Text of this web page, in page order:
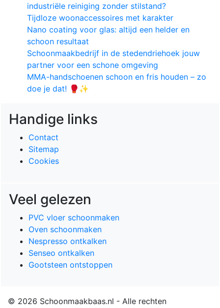
industriële reiniging zonder stilstand?
Tijdloze woonaccessoires met karakter
Nano coating voor glas: altijd een helder en
schoon resultaat
Schoonmaakbedrijf in de stedendriehoek jouw
partner voor een schone omgeving
MMA-handschoenen schoon en fris houden – zo
doe je dat! 🥊✨
Handige links
Contact
Sitemap
Cookies
Veel gelezen
PVC vloer schoonmaken
Oven schoonmaken
Nespresso ontkalken
Senseo ontkalken
Gootsteen ontstoppen
© 2026 Schoonmaakbaas.nl - Alle rechten